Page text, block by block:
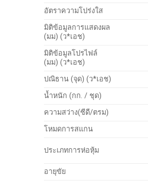
อัตราความโปร่งใส
มิติข้อมูลการแสดงผล
(มม) (ว*เอช)
มิติข้อมูลโปรไฟล์
(มม) (ว*เอช)
ปณิธาน (จุด) (ว*เอช)
น้ำหนัก (กก. / ชุด)
ความสว่าง(ซีดี/ตรม)
โหมดการสแกน
ประเภทการห่อหุ้ม
อายุขัย